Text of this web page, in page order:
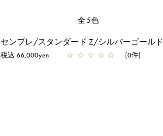
全5色
センプレ/スタンダード Z/シルバーゴールド
税込 66,000yen ☆ ☆ ☆ ☆ ☆ (0件)